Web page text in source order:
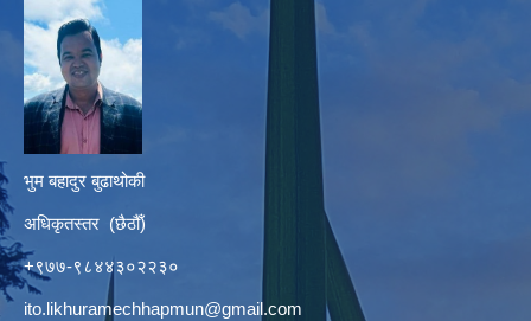
भुम बहादुर बुढाथोकी
अधिकृतस्तर (छैठौँ)
+९७७-९८४४३०२२३०
ito.likhuramechhapmun@gmail.com